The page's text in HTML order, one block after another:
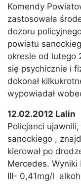
Komendy
zastosowała
dozoru
powiatu
okresie od lutego
się psychicznie i
dokonał
wypowiadał
12.02.2012 Lalin
Policjanci
sanockiego ,
kierował po
Mercedes.
III- 0,41mg/l